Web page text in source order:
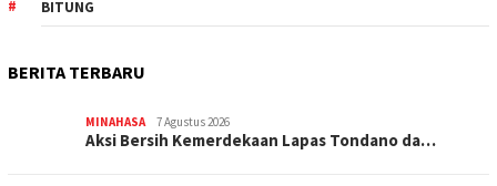
BITUNG
BERITA TERBARU
MINAHASA 7 Agustus 2026
Aksi Bersih Kemerdekaan Lapas Tondano da…